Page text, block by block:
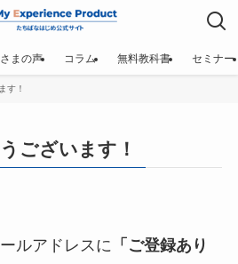
まの声 コラム 無料教科書 セミナー
す！
ございます！
ルアドレスに 「ご登録あり